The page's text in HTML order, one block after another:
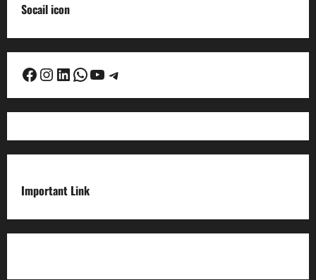
Socail icon
Facebook
Instagram
LinkedIn
WhatsApp
YouTube
Telegram
Important Link